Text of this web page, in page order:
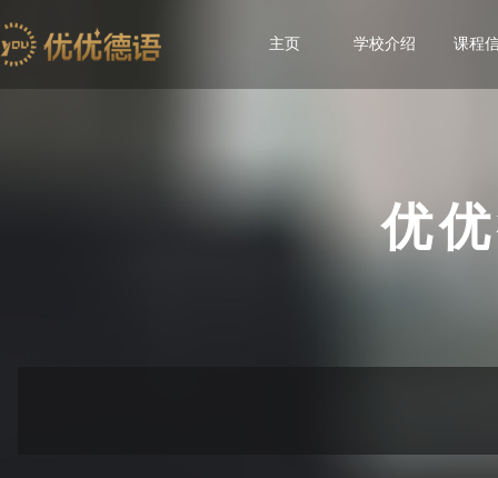
主页 学校介绍 课程
优